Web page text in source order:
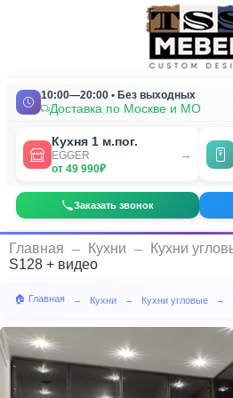
10:00—20:00 • Без выходных
Доставка по Москве и МО
Кухня 1 м.пог.
EGGER
от 49 990₽
→
Заказать звонок
Главная Кухни Кухни
S128 + видео
🏠 Главная → Кухни → Кухни угловые →